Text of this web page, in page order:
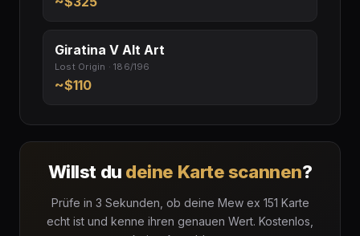
Giratina V Alt Art
Lost Origin · 186/196
~$110
Willst du deine Karte scannen?
Prüfe in 3 Sekunden, ob deine Mew ex 151 Karte
echt ist und kenne ihren genauen Wert. Kostenlos,